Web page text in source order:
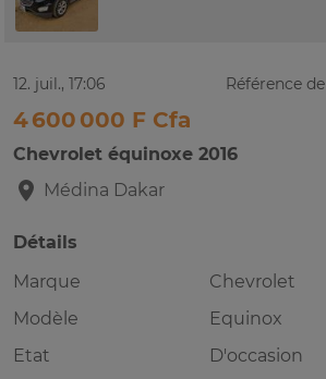
12. juil., 17:06 Référence
4 600 000 F Cfa
Chevrolet équinoxe 2016
Médina Dakar
Détails
Marque
Chevrolet
Modèle
Equinox
Etat
D'occasion